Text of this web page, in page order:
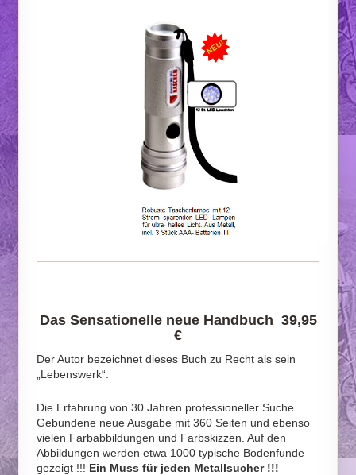
Das Sensationelle neue Handbuch 39,95
€
Der Autor bezeichnet dieses Buch zu Recht als sein
„Lebenswerk“.
Die Erfahrung von 30 Jahren professioneller Suche.
Gebundene neue Ausgabe mit 360 Seiten und ebenso
vielen Farbabbildungen und Farbskizzen. Auf den
Abbildungen werden etwa 1000 typische Bodenfunde
gezeigt !!! Ein Muss für jeden Metallsucher !!!